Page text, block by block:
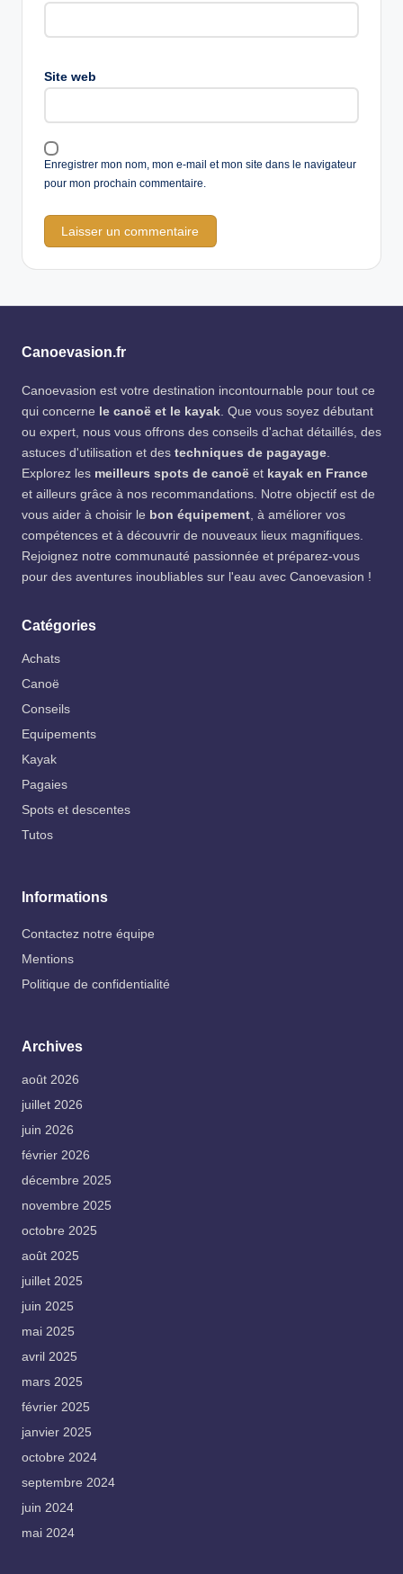
Site web
Enregistrer mon nom, mon e-mail et mon site dans le navigateur
pour mon prochain commentaire.
Canoevasion.fr
Canoevasion est votre destination incontournable pour tout ce
qui concerne le canoë et le kayak. Que vous soyez débutant
ou expert, nous vous offrons des conseils d'achat détaillés, des
astuces d'utilisation et des techniques de pagayage.
Explorez les meilleurs spots de canoë et kayak en France
et ailleurs grâce à nos recommandations. Notre objectif est de
vous aider à choisir le bon équipement, à améliorer vos
compétences et à découvrir de nouveaux lieux magnifiques.
Rejoignez notre communauté passionnée et préparez-vous
pour des aventures inoubliables sur l'eau avec Canoevasion !
Catégories
Achats
Canoë
Conseils
Equipements
Kayak
Pagaies
Spots et descentes
Tutos
Informations
Contactez notre équipe
Mentions
Politique de confidentialité
Archives
août 2026
juillet 2026
juin 2026
février 2026
décembre 2025
novembre 2025
octobre 2025
août 2025
juillet 2025
juin 2025
mai 2025
avril 2025
mars 2025
février 2025
janvier 2025
octobre 2024
septembre 2024
juin 2024
mai 2024